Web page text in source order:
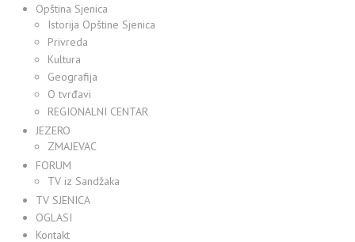
Opština Sjenica
Istorija Opštine Sjenica
Privreda
Kultura
Geografija
O tvrđavi
REGIONALNI CENTAR
JEZERO
ZMAJEVAC
FORUM
TV iz Sandžaka
TV SJENICA
OGLASI
Kontakt